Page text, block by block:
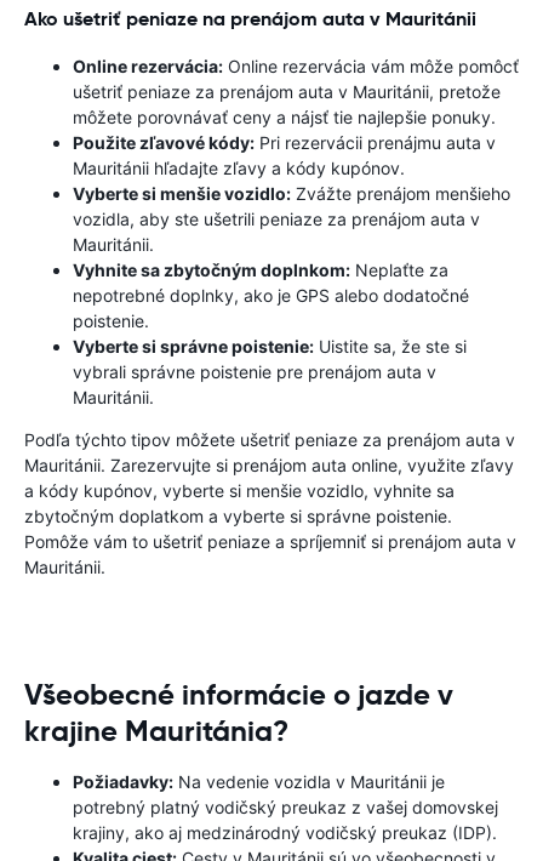
Ako ušetriť peniaze na prenájom auta v Mauritánii
Online rezervácia: Online rezervácia vám môže pomôcť
ušetriť peniaze za prenájom auta v Mauritánii, pretože
môžete porovnávať ceny a nájsť tie najlepšie ponuky.
Použite zľavové kódy: Pri rezervácii prenájmu auta v
Mauritánii hľadajte zľavy a kódy kupónov.
Vyberte si menšie vozidlo: Zvážte prenájom menšieho
vozidla, aby ste ušetrili peniaze za prenájom auta v
Mauritánii.
Vyhnite sa zbytočným doplnkom: Neplaťte za
nepotrebné doplnky, ako je GPS alebo dodatočné
poistenie.
Vyberte si správne poistenie: Uistite sa, že ste si
vybrali správne poistenie pre prenájom auta v
Mauritánii.
Podľa týchto tipov môžete ušetriť peniaze za prenájom auta v
Mauritánii. Zarezervujte si prenájom auta online, využite zľavy
a kódy kupónov, vyberte si menšie vozidlo, vyhnite sa
zbytočným doplatkom a vyberte si správne poistenie.
Pomôže vám to ušetriť peniaze a spríjemniť si prenájom auta v
Mauritánii.
Všeobecné informácie o jazde v
krajine Mauritánia?
Požiadavky: Na vedenie vozidla v Mauritánii je
potrebný platný vodičský preukaz z vašej domovskej
krajiny, ako aj medzinárodný vodičský preukaz (IDP).